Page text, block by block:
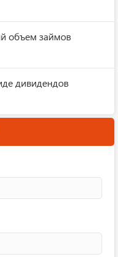
объем займов
дивидендов